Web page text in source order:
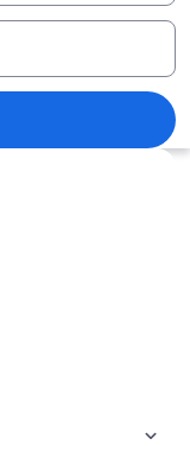
entramado de madera